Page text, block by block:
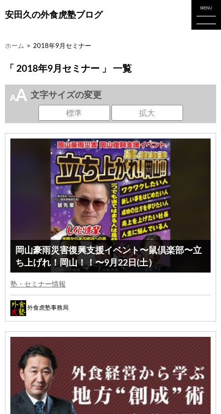
安田久の外食虎塾ブログ
ホーム > 2018年9月セミナー
「 2018年9月セミナー 」 一覧
文字サイズの変更
標準 拡大
岡山豪雨災害復興支援イベント〜鼠倶楽部〜立
ち上げれ！岡山！！〜9月22日(土）
塾・セミナー情報
外食虎塾事務局